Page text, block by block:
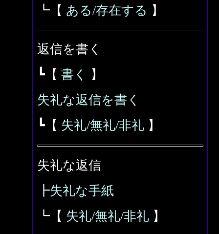
┗【 ある/存在する 】
返信を書く
┗【 書く
】
失礼な返信を書く
┗【 失礼/無礼/非礼 】
失礼な返信
┣失礼な手紙
┗【 失礼/無礼/非礼 】